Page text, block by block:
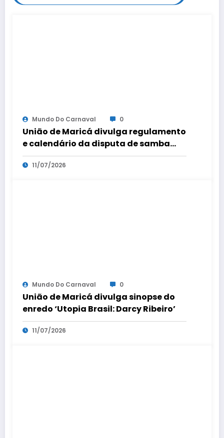
Mundo Do Carnaval 0
União de Maricá divulga regulamento
e calendário da disputa de samba
para o Carnaval
11/07/2026
Mundo Do Carnaval 0
União de Maricá divulga sinopse do
enredo ‘Utopia Brasil: Darcy Ribeiro’
11/07/2026